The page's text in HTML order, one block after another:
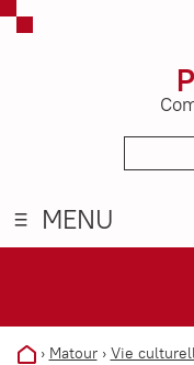
MENU
› Matour› Vie